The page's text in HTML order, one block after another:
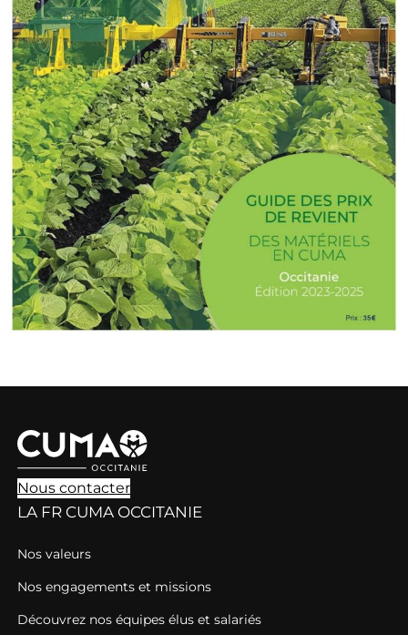
Nous contacter
LA FR CUMA OCCITANIE
Nos valeurs
Nos engagements et missions
Découvrez nos équipes élus et salariés